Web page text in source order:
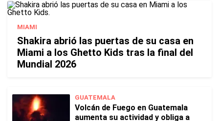
MIAMI
Shakira abrió las puertas de su casa en
Miami a los Ghetto Kids tras la final del
Mundial 2026
GUATEMALA
Volcán de Fuego en Guatemala
aumenta su actividad y obliga a